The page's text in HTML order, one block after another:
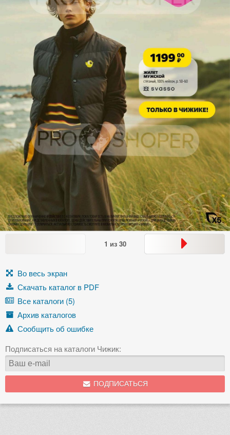
1 из 30
Во весь экран
Скачать каталог в PDF
Все каталоги (5)
Архив каталогов
Сообщить об ошибке
Подписаться на каталоги Чижик:
ПОДПИСАТЬСЯ